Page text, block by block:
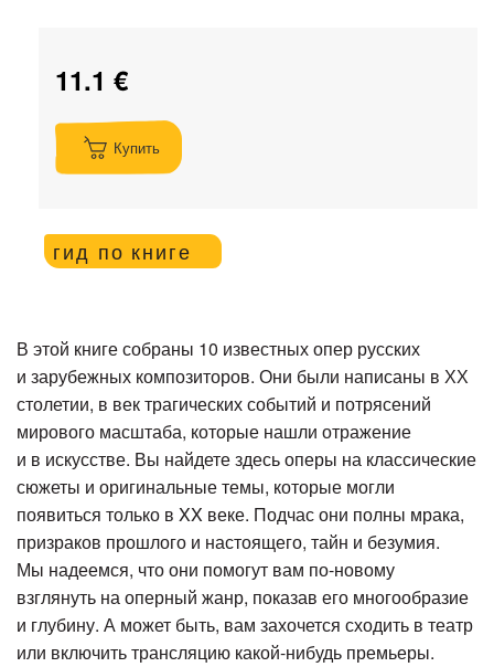
11.1 €
Купить
гид по книге
В этой книге собраны 10 известных опер русских
и зарубежных композиторов. Они были написаны в ХХ
столетии, в век трагических событий и потрясений
мирового масштаба, которые нашли отражение
и в искусстве. Вы найдете здесь оперы на классические
сюжеты и оригинальные темы, которые могли
появиться только в XX веке. Подчас они полны мрака,
призраков прошлого и настоящего, тайн и безумия.
Мы надеемся, что они помогут вам по-новому
взглянуть на оперный жанр, показав его многообразие
и глубину. А может быть, вам захочется сходить в театр
или включить трансляцию какой-нибудь премьеры.